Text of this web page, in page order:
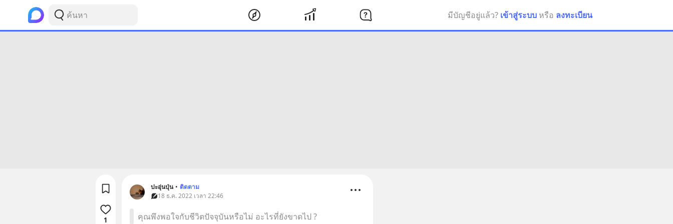
มีบัญชีอยู่แล้ว? เข้าสู่ระบบ หรือ ลงทะเบียน
ปะอุ่นปุ่น • ติดตาม
18 ธ.ค. 2022 เวลา 22:46
คุณพึงพอใจกับชีวิตปัจจุบันหรือไม่ อะไรที่ยังขาดไป ?
1